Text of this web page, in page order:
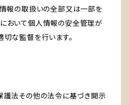
情報の取扱いの全部又は一部を
おいて個人情報の安全管理が
切な監督を行います。
護法その他の法令に基づき開示